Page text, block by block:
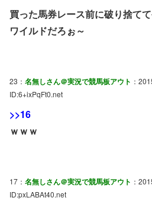
買った馬券レース前に破り捨て
ワイルドだろぉ～
23： 名無しさん＠実況で競馬板アウト ：
ID:6+ixPqFt0.net
>>16
ｗｗｗ
17： 名無しさん＠実況で競馬板アウト ：
ID:pxLABAt40.net